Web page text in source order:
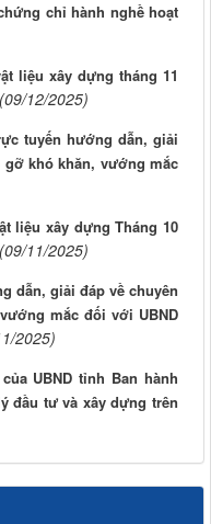
chỉ hành nghề hoạt
liệu xây dựng tháng 11
(09/12/2025)
tuyến hướng dẫn, giải
khó khăn, vướng mắc
liệu xây dựng Tháng 10
(09/11/2025)
dẫn, giải đáp về chuyên
mắc đối với UBND
2025)
UBND tỉnh Ban hành
đầu tư và xây dựng trên